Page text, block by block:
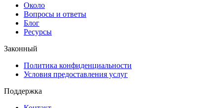
Около
Вопросы и ответы
Блог
Ресурсы
Законный
Политика конфиденциальности
Условия предоставления услуг
Поддержка